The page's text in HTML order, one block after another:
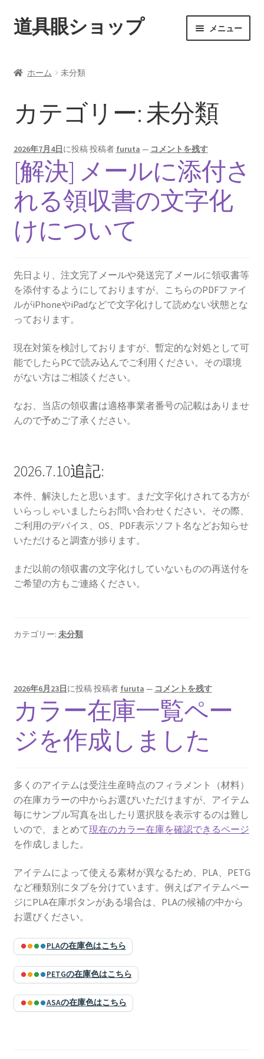
ナ
ビ
ー
ン
へ
キ
ッ
プ
コ
ン
ン
ス
キ
プ
道具眼ショップ メニュー
ー
を
開
配送料について
納期について
カート
ホーム 未分類
カテゴリー:未分類
2026年7月4日に投稿投稿者 furuta — コメントを残す
[解決] メールに添付さ
れる領収書の文字化
けについて
先日より、注文完了メールや発送完了メールに領収書等
を添付するようにしておりますが、こちらのPDFファイ
ルがiPhoneやiPadなどで文字化けして読めない状態とな
っております。
現在対策を検討しておりますが、暫定的な対処として可
能でしたらPCで読み込んでご利用ください。その環境
がない方はご相談ください。
なお、当店の領収書は適格事業者番号の記載はありませ
んので予めご了承ください。
2026.7.10追記:
本件、解決したと思います。まだ文字化けされてる方が
いらっしゃいましたらお問い合わせください。その際、
ご利用のデバイス、OS、PDF表示ソフト名などお知らせ
いただけると調査が捗ります。
まだ以前の領収書の文字化けしていないものの再送付を
ご希望の方もご連絡ください。
カテゴリー: 未分類
2026年6月23日に投稿投稿者 furuta — コメントを残す
カラー在庫一覧ペー
ジを作成しました
多くのアイテムは受注生産時点のフィラメント（材料）
の在庫カラーの中からお選びいただけますが、アイテム
毎にサンプル写真を出したり選択肢を表示するのは難し
いので、まとめて現在のカラー在庫を確認できるページ
を作成しました。
アイテムによって使える素材が異なるため、PLA、PETG
など種類別にタブを分けています。例えばアイテムペー
ジにPLA在庫ボタンがある場合は、PLAの候補の中から
お選びください。
PLAの在庫色はこちら
PETGの在庫色はこちら
ASAの在庫色はこちら